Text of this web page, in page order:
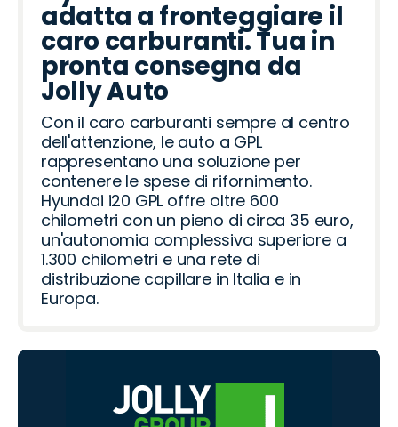
adatta a fronteggiare il
caro carburanti. Tua in
pronta consegna da
Jolly Auto
Con il caro carburanti sempre al centro
dell'attenzione, le auto a GPL
rappresentano una soluzione per
contenere le spese di rifornimento.
Hyundai i20 GPL offre oltre 600
chilometri con un pieno di circa 35 euro,
un'autonomia complessiva superiore a
1.300 chilometri e una rete di
distribuzione capillare in Italia e in
Europa.